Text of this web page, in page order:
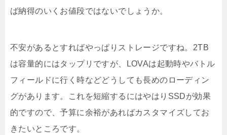
ば納得のいくお値段ではないでしょうか。
不安があるとすればやっぱりストレージですね。2TB
は容量的にはタップリですが、LOVAは起動時やバトル
フィールドに行く時などどうしても長めのローディン
グがあります。これを短縮するにはやはりSSDが効果
的ですので、予算に余裕があればカスタマイズしてお
きたいところです。